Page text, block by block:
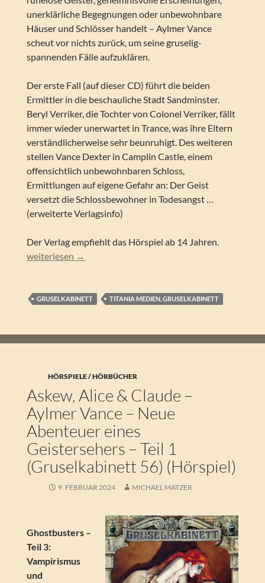
unerklärliche Begegnungen oder unbewohnbare
Häuser und Schlösser handelt – Aylmer Vance
scheut vor nichts zurück, um seine gruselig-
spannenden Fälle aufzuklären.
Der erste Fall (auf dieser CD) führt die beiden
Ermittler in die beschauliche Stadt Sandminster.
Beryl Verriker, die Tochter von Colonel Verriker, fällt
immer wieder unerwartet in Trance, was ihre Eltern
verständlicherweise sehr beunruhigt. Des weiteren
stellen Vance Dexter in Camplin Castle, einem
offensichtlich unbewohnbaren Schloss,
Ermittlungen auf eigene Gefahr an: Der Geist
versetzt die Schlossbewohner in Todesangst …
(erweiterte Verlagsinfo)
Der Verlag empfiehlt das Hörspiel ab 14 Jahren.
Askew, Alice & Claude – Aylmer Vance – Neue
weiterlesen →
GRUSELKABINETT TITANIA MEDIEN, GRUSELKABINETT
HÖRSPIELE / HÖRBÜCHER
Askew, Alice & Claude –
Aylmer Vance – Neue
Abenteuer eines
Geistersehers – Teil 1
(Gruselkabinett 56) (Hörspiel)
9. FEBRUAR 2024 MICHAEL MATZER
Ghostbusters –
Teil 3:
Vampirismus
und